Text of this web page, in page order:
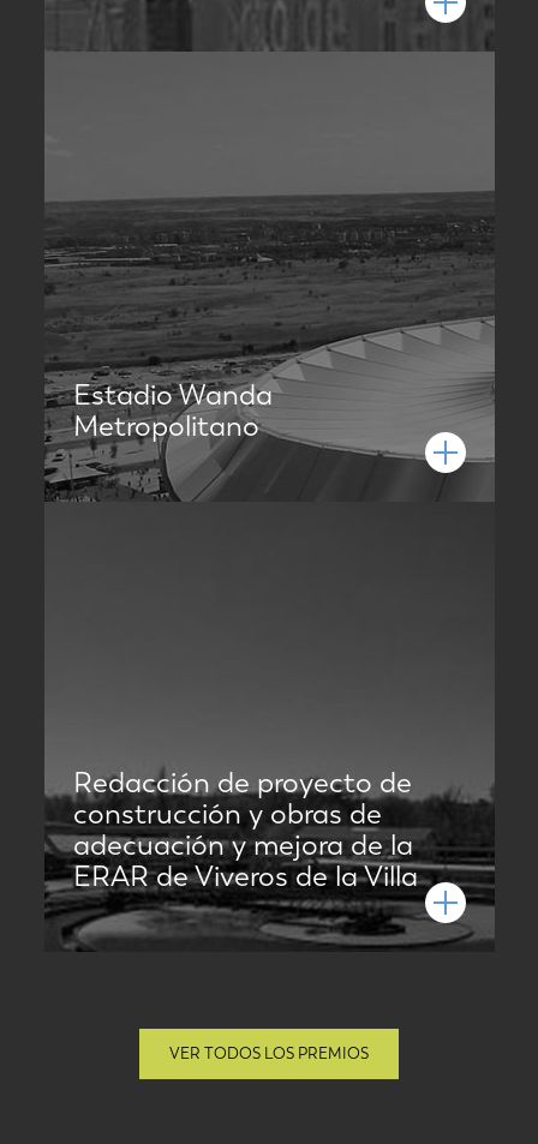
Estadio Wanda
Metropolitano
Redacción de proyecto de
construcción y obras de
adecuación y mejora de la
ERAR de Viveros de la Villa
VER TODOS LOS PREMIOS